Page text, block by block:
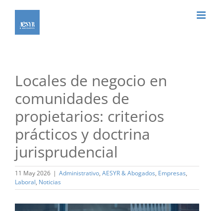
contenido
Locales de negocio en
comunidades de
propietarios: criterios
prácticos y doctrina
jurisprudencial
11 May 2026 | Administrativo, AESYR & Abogados, Empresas,
Laboral, Noticias